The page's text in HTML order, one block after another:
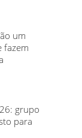
um
fazem
grupo
para